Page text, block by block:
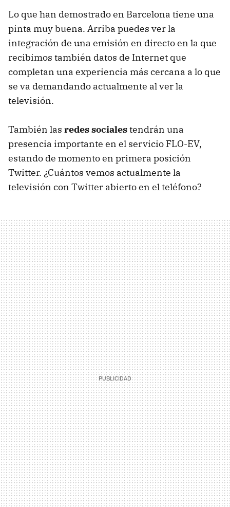
Lo que han demostrado en Barcelona tiene una
pinta muy buena. Arriba puedes ver la
integración de una emisión en directo en la que
recibimos también datos de Internet que
completan una experiencia más cercana a lo que
se va demandando actualmente al ver la
televisión.
También las redes socialestendrán una
presencia importante en el servicio FLO-EV,
estando de momento en primera posición
Twitter. ¿Cuántos vemos actualmente la
televisión con Twitter abierto en el teléfono?